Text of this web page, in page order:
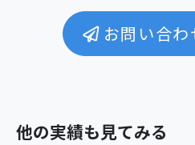
お問い合わ
他の実績も見てみる